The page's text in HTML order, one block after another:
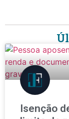
Isenção